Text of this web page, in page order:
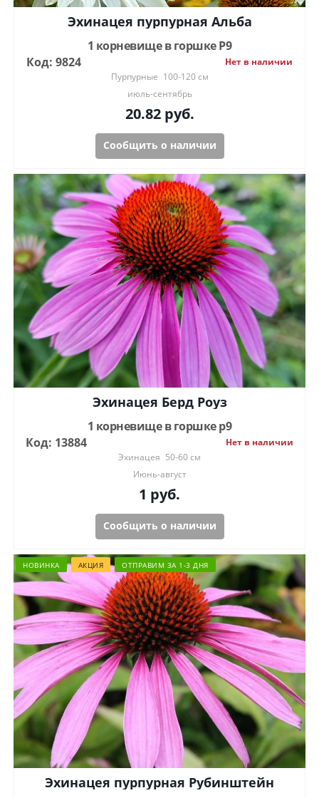
Эхинацея пурпурная Альба
1 корневище в горшке Р9
Код: 9824
Нет в наличии
Пурпурные 100-120 см
июль-сентябрь
20.82руб.
Сообщить о наличии
Эхинацея Берд Роуз
1 корневище в горшке р9
Код: 13884
Нет в наличии
Эхинацея 50-60 см
Июнь-август
1 руб.
Сообщить о наличии
НОВИНКА АКЦИЯ ОТПРАВИМ ЗА 1-3 ДНЯ
Эхинацея пурпурная Рубинштейн